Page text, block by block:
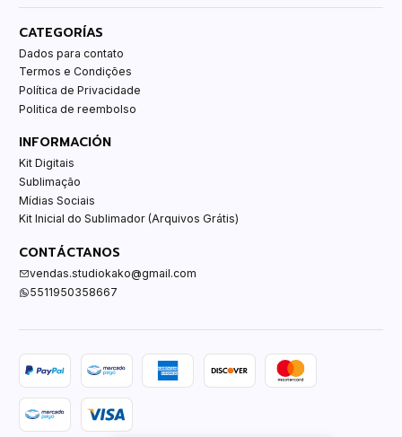
CATEGORÍAS
Dados para contato
Termos e Condições
Política de Privacidade
Politica de reembolso
INFORMACIÓN
Kit Digitais
Sublimação
Mídias Sociais
Kit Inicial do Sublimador (Arquivos Grátis)
CONTÁCTANOS
vendas.studiokako@gmail.com
5511950358667